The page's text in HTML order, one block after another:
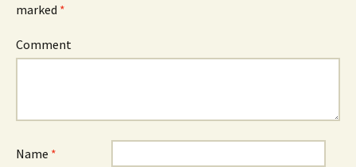
marked *
Comment
Name *